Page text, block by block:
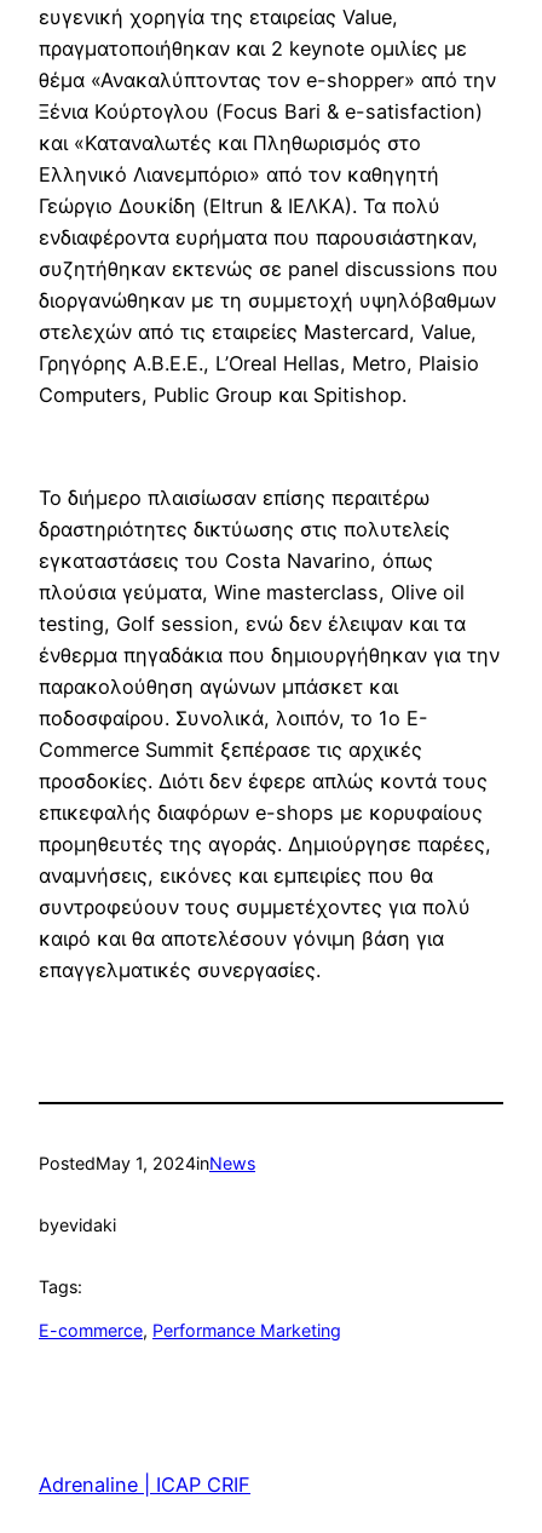
ευγενική χορηγία της εταιρείας Value,
πραγματοποιήθηκαν και 2 keynote ομιλίες με
θέμα «Ανακαλύπτοντας τον e-shopper» από την
Ξένια Κούρτογλου (Focus Bari & e-satisfaction)
και «Καταναλωτές και Πληθωρισμός στο
Ελληνικό Λιανεμπόριο» από τον καθηγητή
Γεώργιο Δουκίδη (Eltrun & ΙΕΛΚΑ). Τα πολύ
ενδιαφέροντα ευρήματα που παρουσιάστηκαν,
συζητήθηκαν εκτενώς σε panel discussions που
διοργανώθηκαν με τη συμμετοχή υψηλόβαθμων
στελεχών από τις εταιρείες Mastercard, Value,
Γρηγόρης Α.Β.Ε.Ε., L’Oreal Hellas, Metro, Plaisio
Computers, Public Group και Spitishop.
Το διήμερο πλαισίωσαν επίσης περαιτέρω
δραστηριότητες δικτύωσης στις πολυτελείς
εγκαταστάσεις του Costa Navarino, όπως
πλούσια γεύματα, Wine masterclass, Olive oil
testing, Golf session, ενώ δεν έλειψαν και τα
ένθερμα πηγαδάκια που δημιουργήθηκαν για την
παρακολούθηση αγώνων μπάσκετ και
ποδοσφαίρου. Συνολικά, λοιπόν, το 1o E-
Commerce Summit ξεπέρασε τις αρχικές
προσδοκίες. Διότι δεν έφερε απλώς κοντά τους
επικεφαλής διαφόρων e-shops με κορυφαίους
προμηθευτές της αγοράς. Δημιούργησε παρέες,
αναμνήσεις, εικόνες και εμπειρίες που θα
συντροφεύουν τους συμμετέχοντες για πολύ
καιρό και θα αποτελέσουν γόνιμη βάση για
επαγγελματικές συνεργασίες.
PostedMay 1, 2024inNews
byevidaki
Tags:
E-commerce, Performance Marketing
Adrenaline | ICAP CRIF